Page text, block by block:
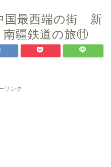
国最西端の街 新
南疆鉄道の旅⑪
リンク